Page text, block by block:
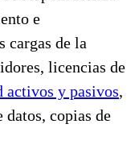
e
cargas de la
licencias de
activos y pasivos,
datos, copias de